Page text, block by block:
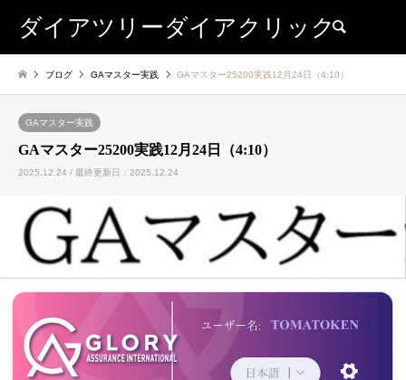
ダイアツリーダイアクリック
ブログ GAマスター実践 GAマスター25200実践12月24日（4:10）
GAマスター実践
GAマスター25200実践12月24日（4:10）
2025.12.24 / 最終更新日：2025.12.24